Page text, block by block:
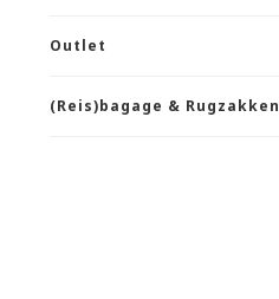
Outlet
(Reis)bagage & Rugzakken